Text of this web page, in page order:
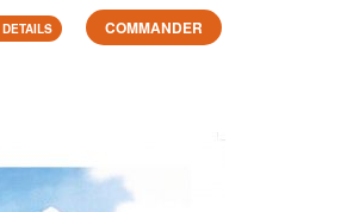
COMMANDER